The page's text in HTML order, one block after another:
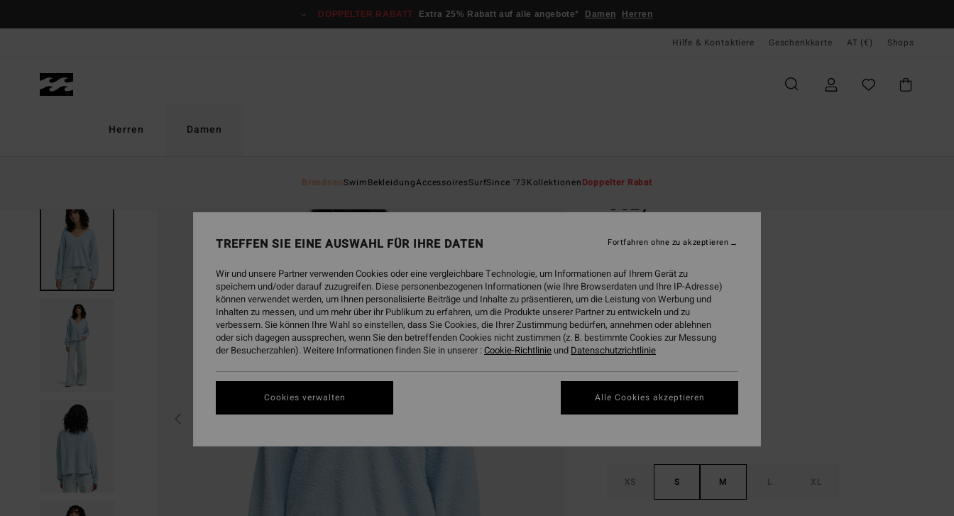
DOPPELTER RABATT Extra 25% Rabatt auf alle angebote* Damen Herren
Hilfe & Kontaktiere Geschenkkarte AT (€) Shops
Herren Damen
BrandneuSwimBekleidungAccessoiresSurfSince '73KollektionenDoppelter Rabat
Cozy
(14 Bewertungen)
€ 65,95
63%
€ 24,73
SALE
DOPPELTER RABATT EXTRA 25%
XS S M L XL
TREFFEN SIE EINE AUSWAHL FÜR IHRE DATEN
Wir und unsere Partner verwenden Cookies oder eine vergleichbare Technologie, um Informationen auf Ihrem Gerät zu
speichern und/oder darauf zuzugreifen. Diese personenbezogenen Informationen (wie Ihre Browserdaten und Ihre IP-Adresse)
können verwendet werden, um Ihnen personalisierte Beiträge und Inhalte zu präsentieren, um die Leistung von Werbung und
Inhalten zu messen, und um mehr über ihr Publikum zu erfahren, um die Produkte unserer Partner zu entwickeln und zu
verbessern. Sie können Ihre Wahl so einstellen, dass Sie Cookies, die Ihrer Zustimmung bedürfen, annehmen oder ablehnen
oder sich dagegen aussprechen, wenn Sie den betreffenden Cookies nicht zustimmen (z. B. bestimmte Cookies zur Messung
der Besucherzahlen). Weitere Informationen finden Sie in unserer :Cookie-Richtlinie und Datenschutzrichtlinie
Cookies verwalten
Fortfahren ohne zu akzeptieren
Alle Cookies akzeptieren